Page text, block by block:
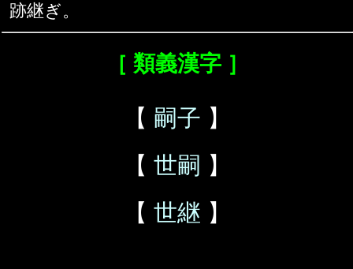
跡継ぎ。
［ 類義漢字 ］
【 嗣子 】
【 世嗣 】
【 世継 】